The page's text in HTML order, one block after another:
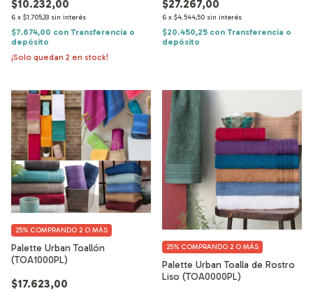
$10.232,00
6 x $1.705,33 sin interés
$7.674,00 con Transferencia o
depósito
¡Solo quedan 2 en stock!
$27.267,00
6 x $4.544,50 sin interés
$20.450,25 con Transferencia o
depósito
Palette Urban Toallón
(TOA1000PL)
$17.623,00
25% COMPRANDO 2 O MÁS
Palette Urban Toalla de Rostro
Liso (TOA0000PL)
25% COMPRANDO 2 O MÁS